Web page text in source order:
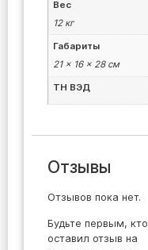
Вес
12 кг
Габариты
21 × 16 × 28 см
ТН ВЭД
Отзывы
Отзывов пока нет.
Будьте первым, кто
оставил отзыв на